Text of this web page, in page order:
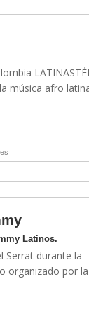
música afro
Latinos.
Serrat durante la
organizado por la